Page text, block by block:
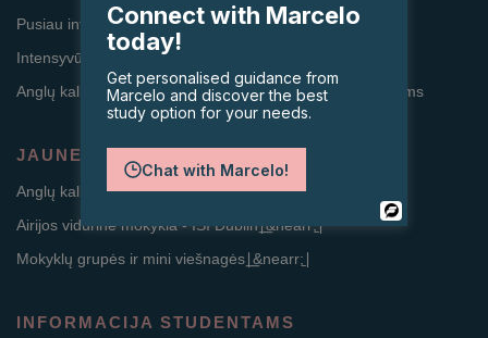
Pusiau intensyvūs bendrosios anglų kalbos kursai
Intensyvūs bendrinės anglų kalbos kursai
Anglų kalbos ir mokymo kursai mokytojams ir specialistams
JAUNESNIŲJŲ ANGLŲ KALBOS KURSAI
Anglų kalbos vasaros stovykla paaugliams∣͟&nearr;̱∣
Airijos vidurinė mokykla - ISI Dublin∣͟&nearr;̱∣
Mokyklų grupės ir mini viešnagės∣͟&nearr;̱∣
INFORMACIJA STUDENTAMS
Connect with Marcelo
today!
Get personalised guidance from
Marcelo and discover the best
study option for your needs.
Chat with Marcelo!
Powered
By